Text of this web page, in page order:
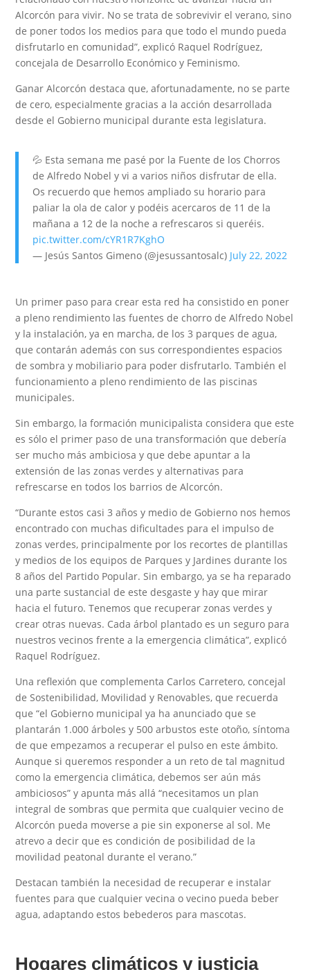
Colabora
Alcorcón para vivir. No se trata de sobrevivir el verano, sino
de poner todos los medios para que todo el mundo pueda
disfrutarlo en comunidad”, explicó Raquel Rodríguez,
concejala de Desarrollo Económico y Feminismo.
Ganar Alcorcón destaca que, afortunadamente, no se parte
de cero, especialmente gracias a la acción desarrollada
desde el Gobierno municipal durante esta legislatura.
💦 Esta semana me pasé por la Fuente de los Chorros
de Alfredo Nobel y vi a varios niños disfrutar de ella.
Os recuerdo que hemos ampliado su horario para
paliar la ola de calor y podéis acercaros de 11 de la
mañana a 12 de la noche a refrescaros si queréis.
pic.twitter.com/cYR1R7KghO
— Jesús Santos Gimeno (@jesussantosalc) July 22, 2022
Un primer paso para crear esta red ha consistido en poner
a pleno rendimiento las fuentes de chorro de Alfredo Nobel
y la instalación, ya en marcha, de los 3 parques de agua,
que contarán además con sus correspondientes espacios
de sombra y mobiliario para poder disfrutarlo. También el
funcionamiento a pleno rendimiento de las piscinas
municipales.
Sin embargo, la formación municipalista considera que este
es sólo el primer paso de una transformación que debería
ser mucho más ambiciosa y que debe apuntar a la
extensión de las zonas verdes y alternativas para
refrescarse en todos los barrios de Alcorcón.
“Durante estos casi 3 años y medio de Gobierno nos hemos
encontrado con muchas dificultades para el impulso de
zonas verdes, principalmente por los recortes de plantillas
y medios de los equipos de Parques y Jardines durante los
8 años del Partido Popular. Sin embargo, ya se ha reparado
una parte sustancial de este desgaste y hay que mirar
hacia el futuro. Tenemos que recuperar zonas verdes y
crear otras nuevas. Cada árbol plantado es un seguro para
nuestros vecinos frente a la emergencia climática”, explicó
Raquel Rodríguez.
Una reflexión que complementa Carlos Carretero, concejal
de Sostenibilidad, Movilidad y Renovables, que recuerda
que “el Gobierno municipal ya ha anunciado que se
plantarán 1.000 árboles y 500 arbustos este otoño, síntoma
de que empezamos a recuperar el pulso en este ámbito.
Aunque si queremos responder a un reto de tal magnitud
como la emergencia climática, debemos ser aún más
ambiciosos” y apunta más allá “necesitamos un plan
integral de sombras que permita que cualquier vecino de
Alcorcón pueda moverse a pie sin exponerse al sol. Me
atrevo a decir que es condición de posibilidad de la
movilidad peatonal durante el verano.”
Destacan también la necesidad de recuperar e instalar
fuentes para que cualquier vecina o vecino pueda beber
agua, adaptando estos bebederos para mascotas.
Hogares climáticos y justicia